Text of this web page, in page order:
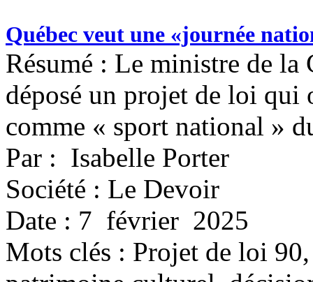
Québec veut une «journée
Résumé : Le ministre de
déposé un projet de loi
comme « sport national »
Par : Isabelle Porter
Société : Le Devoir
Date : 7 février 2025
Mots clés : Projet de loi